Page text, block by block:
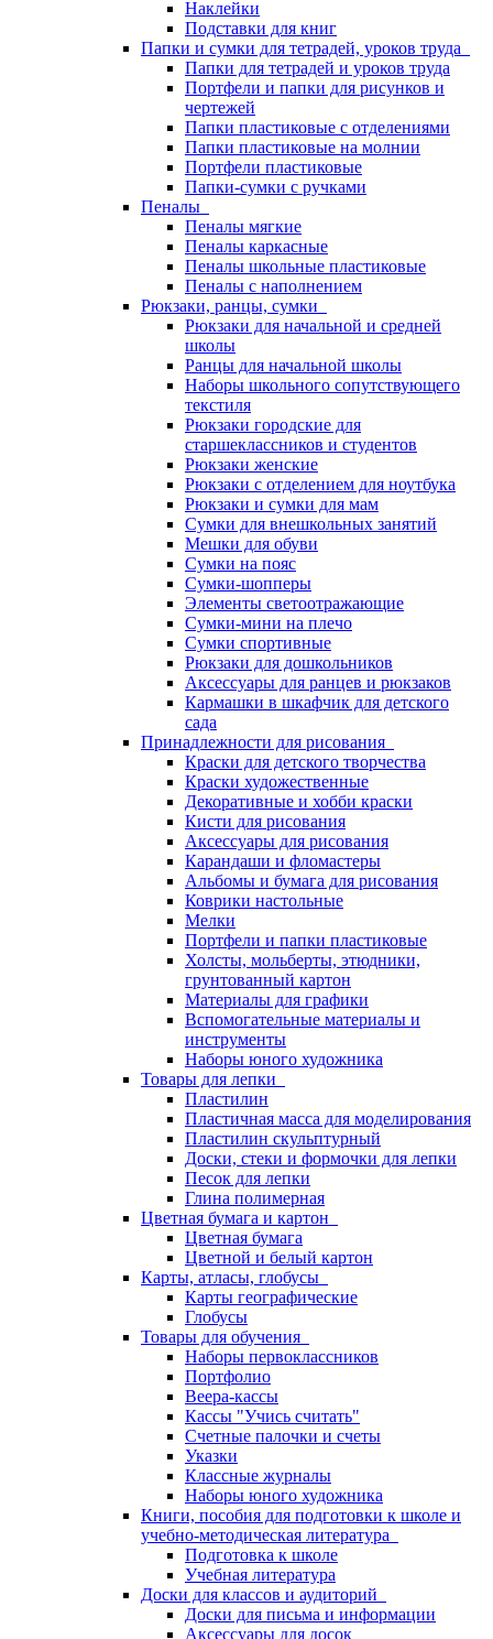
Наклейки
Подставки для книг
Папки и сумки для тетрадей, уроков труда
Папки для тетрадей и уроков труда
Портфели и папки для рисунков и
чертежей
Папки пластиковые с отделениями
Папки пластиковые на молнии
Портфели пластиковые
Папки-сумки с ручками
Пеналы
Пеналы мягкие
Пеналы каркасные
Пеналы школьные пластиковые
Пеналы с наполнением
Рюкзаки, ранцы, сумки
Рюкзаки для начальной и средней
школы
Ранцы для начальной школы
Наборы школьного сопутствующего
текстиля
Рюкзаки городские для
старшеклассников и студентов
Рюкзаки женские
Рюкзаки с отделением для ноутбука
Рюкзаки и сумки для мам
Сумки для внешкольных занятий
Мешки для обуви
Сумки на пояс
Сумки-шопперы
Элементы светоотражающие
Сумки-мини на плечо
Сумки спортивные
Рюкзаки для дошкольников
Аксессуары для ранцев и рюкзаков
Кармашки в шкафчик для детского
сада
Принадлежности для рисования
Краски для детского творчества
Краски художественные
Декоративные и хобби краски
Кисти для рисования
Аксессуары для рисования
Карандаши и фломастеры
Альбомы и бумага для рисования
Коврики настольные
Мелки
Портфели и папки пластиковые
Холсты, мольберты, этюдники,
грунтованный картон
Материалы для графики
Вспомогательные материалы и
инструменты
Наборы юного художника
Товары для лепки
Пластилин
Пластичная масса для моделирования
Пластилин скульптурный
Доски, стеки и формочки для лепки
Песок для лепки
Глина полимерная
Цветная бумага и картон
Цветная бумага
Цветной и белый картон
Карты, атласы, глобусы
Карты географические
Глобусы
Товары для обучения
Наборы первоклассников
Портфолио
Веера-кассы
Кассы "Учись считать"
Счетные палочки и счеты
Указки
Классные журналы
Наборы юного художника
Книги, пособия для подготовки к школе и
учебно-методическая литература
Подготовка к школе
Учебная литература
Доски для классов и аудиторий
Доски для письма и информации
Аксессуары для досок